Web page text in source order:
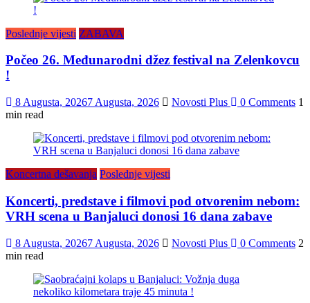
Poslednje vijesti ZABAVA
Počeo 26. Međunarodni džez festival na Zelenkovcu
!
8 Augusta, 20267 Augusta, 2026 Novosti Plus 0 Comments 1
min read
Koncertna dešavanja Poslednje vijesti
Koncerti, predstave i filmovi pod otvorenim nebom:
VRH scena u Banjaluci donosi 16 dana zabave
8 Augusta, 20267 Augusta, 2026 Novosti Plus 0 Comments 2
min read